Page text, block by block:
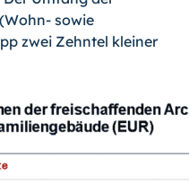
sowie
zwei Zehntel kleiner